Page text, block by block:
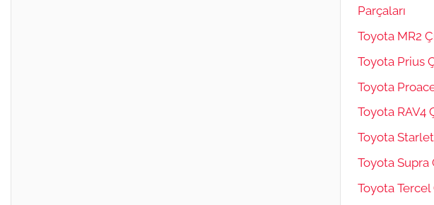
Parçaları
Toyota MR2
Toyota Prius
Toyota
Toyota RAV4
Toyota Starlet
Toyota Supra
Toyota Tercel